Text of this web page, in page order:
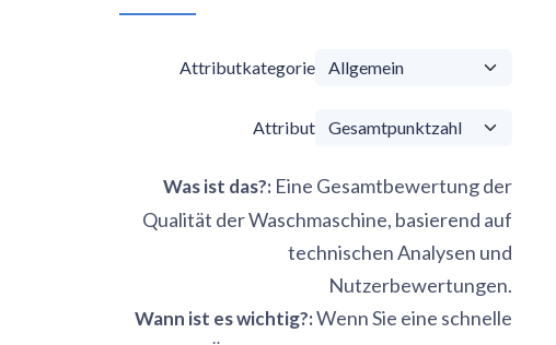
Attributkategorie
Attribut
Was ist das?: Eine Gesamtbewertung der
Qualität der Waschmaschine, basierend auf
technischen Analysen und
Nutzerbewertungen.
Wann ist es wichtig?: Wenn Sie eine schnelle